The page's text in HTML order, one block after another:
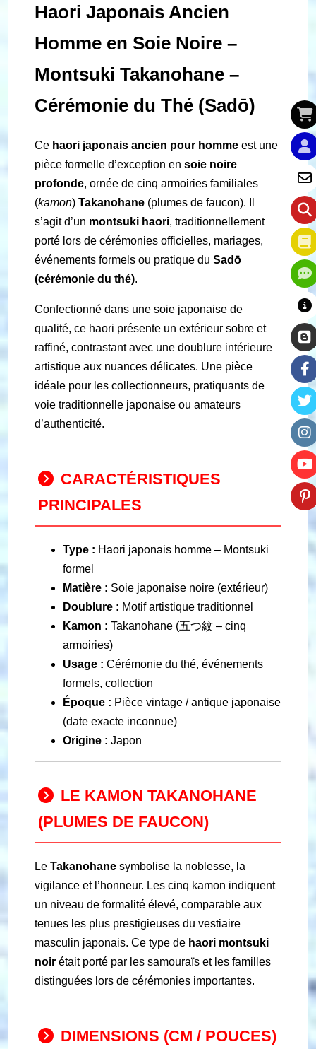
Haori Japonais Ancien
Homme en Soie Noire –
Montsuki Takanohane –
Cérémonie du Thé (Sadō)
Ce haori japonais ancien pour homme est une
pièce formelle d’exception ensoie noire
profonde, ornée de cinq armoiries familiales
(kamon)Takanohane (plumes de faucon). Il
s’agit d’un montsuki haori, traditionnellement
porté lors de cérémonies officielles, mariages,
événements formels ou pratique duSadō
(cérémonie du thé).
Confectionné dans une soie japonaise de
qualité, ce haori présente un extérieur sobre et
raffiné, contrastant avec une doublure intérieure
artistique aux nuances délicates. Une pièce
idéale pour les collectionneurs, pratiquants de
voie traditionnelle japonaise ou amateurs
d’authenticité.
CARACTÉRISTIQUES
PRINCIPALES
Type : Haori japonais homme – Montsuki
formel
Matière : Soie japonaise noire (extérieur)
Doublure : Motif artistique traditionnel
Kamon : Takanohane (五つ紋 – cinq
armoiries)
Usage : Cérémonie du thé, événements
formels, collection
Époque : Pièce vintage / antique japonaise
(date exacte inconnue)
Origine : Japon
LE KAMON TAKANOHANE
(PLUMES DE FAUCON)
LeTakanohane symbolise la noblesse, la
vigilance et l’honneur. Les cinq kamon indiquent
un niveau de formalité élevé, comparable aux
tenues les plus prestigieuses du vestiaire
masculin japonais. Ce type de haori montsuki
noir était porté par les samouraïs et les familles
distinguées lors de cérémonies importantes.
DIMENSIONS (CM / POUCES)